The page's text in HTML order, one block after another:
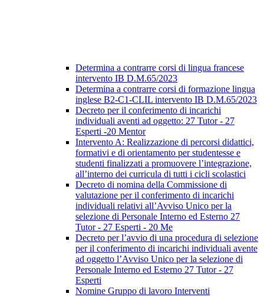
Determina a contrarre corsi di lingua francese
intervento IB D.M.65/2023
Determina a contrarre corsi di formazione lingua
inglese B2-C1-CLIL intervento IB D.M.65/2023
Decreto per il conferimento di incarichi
individuali aventi ad oggetto: 27 Tutor - 27
Esperti -20 Mentor
Intervento A: Realizzazione di percorsi didattici,
formativi e di orientamento per studentesse e
studenti finalizzati a promuovere l’integrazione,
all’interno dei curricula di tutti i cicli scolastici
Decreto di nomina della Commissione di
valutazione per il conferimento di incarichi
individuali relativi all’Avviso Unico per la
selezione di Personale Interno ed Esterno 27
Tutor - 27 Esperti - 20 Me
Decreto per l’avvio di una procedura di selezione
per il conferimento di incarichi individuali avente
ad oggetto l’Avviso Unico per la selezione di
Personale Interno ed Esterno 27 Tutor - 27
Esperti
Nomine Gruppo di lavoro Interventi